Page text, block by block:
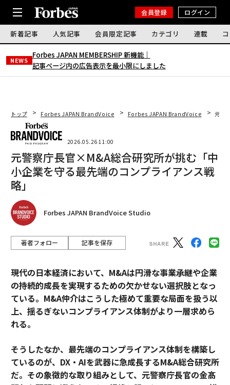
会員登録 ログイン
新着記事 人気記事 会員限定記事 カテゴリ 連載
NEWS
Forbes JAPAN MEMBERSHIP 新機能｜
記事ページ内の広告表示を最小限にしました
トップ Forbes JAPAN BrandVoice Forbes JAPAN BrandVoice 元警
2026.05.26 11:00
元警察庁長官×M&A総合研究所が挑む「中
小企業を守る最先端のコンプライアンス戦
略」
Forbes JAPAN BrandVoice Studio
著者フォロー 記事を保存
現代の日本経済において、M&Aは円滑な事業承継や企業
の持続的成長を実現するための欠かせない選択肢となっ
ている。M&A仲介はこうした極めて重要な局面を扱う以
上、揺るぎないコンプライアンス体制がより一層求めら
れる。
そうしたなか、最先端のコンプライアンス体制を構築し
ているのが、DX・AIを武器に急成長するM&A総合研究所
だ。その象徴的な取り組みとして、元警察庁長官の金髙